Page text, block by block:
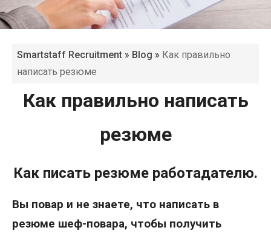
Smartstaff Recruitment » Blog » Как правильно
написать резюме
Как правильно написать
резюме
Как писать резюме работадателю.
Вы повар и не знаете, что написать в
резюме шеф-повара, чтобы получить